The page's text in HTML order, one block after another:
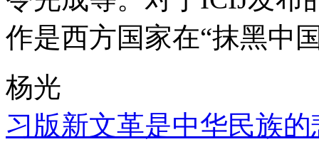
作是西方国家在“抹黑中
杨光
习版新文革是中华民族的